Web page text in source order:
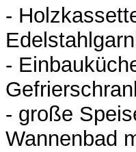
-
-
- große
Wannenbad